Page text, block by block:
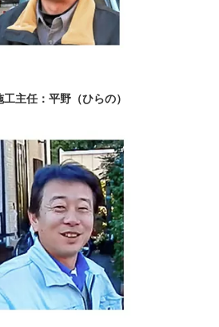
工主任：平野（ひらの）